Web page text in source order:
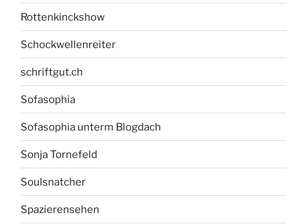
Rottenkinckshow
Schockwellenreiter
schriftgut.ch
Sofasophia
Sofasophia unterm Blogdach
Sonja Tornefeld
Soulsnatcher
Spazierensehen